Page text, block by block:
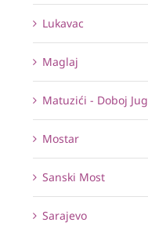
Lukavac
Maglaj
Matuzići - Doboj Jug
Mostar
Sanski Most
Sarajevo